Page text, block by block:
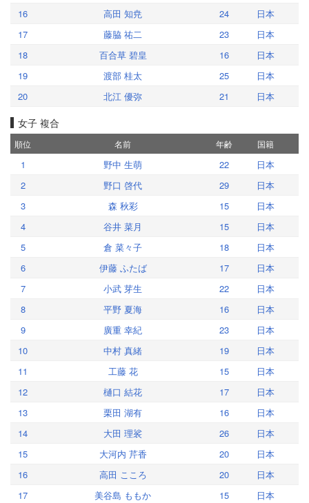
16
高田 知尭 24
日本
17
藤脇 祐二 23
日本
18
百合草 碧皇 16
日本
19
渡部 桂太 25
日本
20
北江 優弥 21 日本
女子 複合
順位 名前 年齢 国籍
1 野中 生萌 22
日本
2
野口 啓代 29
日本
3
森 秋彩 15
日本
4
谷井 菜月 15
日本
5
倉 菜々子 18
日本
6
伊藤 ふたば 17
日本
7
小武 芽生 22
日本
8
平野 夏海 16
日本
9
廣重 幸紀 23
日本
10
中村 真緒 19
日本
11
工藤 花 15
日本
12
樋口 結花 17
日本
13
栗田 湖有 16
日本
14
大田 理裟 26
日本
15
大河内 芹香 20
日本
16
高田 こころ 20
日本
17
美谷島 ももか 15
日本